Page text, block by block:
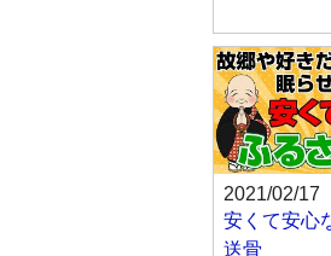
2021/02/17
安くて安心
送骨